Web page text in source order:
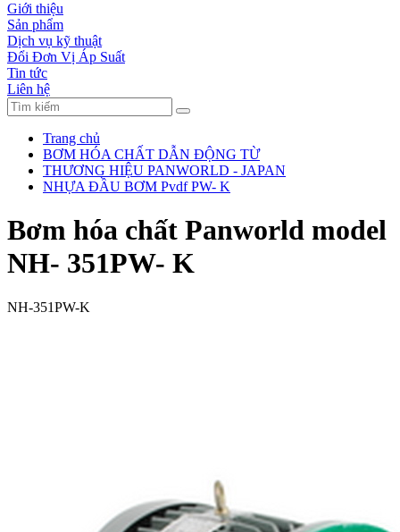
Giới thiệu
Sản phẩm
Dịch vụ kỹ thuật
Đổi Đơn Vị Áp Suất
Tin tức
Liên hệ
Trang chủ
BƠM HÓA CHẤT DẪN ĐỘNG TỪ
THƯƠNG HIỆU PANWORLD - JAPAN
NHỰA ĐẦU BƠM Pvdf PW- K
Bơm hóa chất Panworld model
NH- 351PW- K
NH-351PW-K